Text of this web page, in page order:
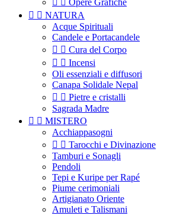
  Opere Grafiche
  NATURA
Acque Spirituali
Candele e Portacandele
  Cura del Corpo
  Incensi
Oli essenziali e diffusori
Canapa Solidale Nepal
  Pietre e cristalli
Sagrada Madre
  MISTERO
Acchiappasogni
  Tarocchi e Divinazione
Tamburi e Sonagli
Pendoli
Tepi e Kuripe per Rapé
Piume cerimoniali
Artigianato Oriente
Amuleti e Talismani